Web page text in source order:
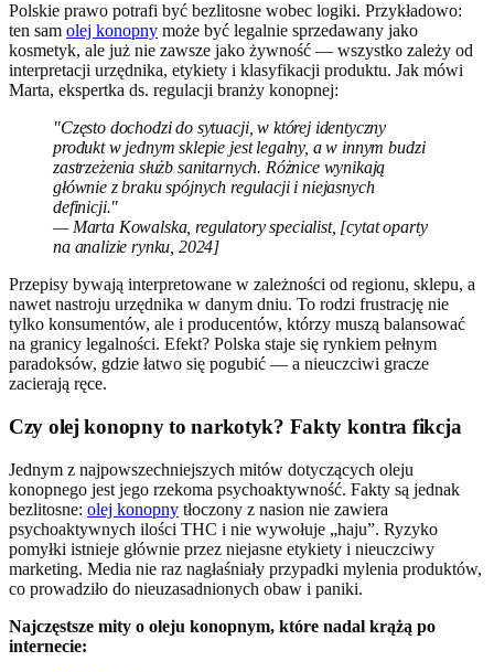
Polskie prawo potrafi być bezlitosne wobec logiki. Przykładowo:
ten sam olej konopny może być legalnie sprzedawany jako
kosmetyk, ale już nie zawsze jako żywność — wszystko zależy od
interpretacji urzędnika, etykiety i klasyfikacji produktu. Jak mówi
Marta, ekspertka ds. regulacji branży konopnej:
"Często dochodzi do sytuacji, w której identyczny
produkt w jednym sklepie jest legalny, a w innym budzi
zastrzeżenia służb sanitarnych. Różnice wynikają
głównie z braku spójnych regulacji i niejasnych
definicji."
— Marta Kowalska, regulatory specialist, [cytat oparty
na analizie rynku, 2024]
Przepisy bywają interpretowane w zależności od regionu, sklepu, a
nawet nastroju urzędnika w danym dniu. To rodzi frustrację nie
tylko konsumentów, ale i producentów, którzy muszą balansować
na granicy legalności. Efekt? Polska staje się rynkiem pełnym
paradoksów, gdzie łatwo się pogubić — a nieuczciwi gracze
zacierają ręce.
Czy olej konopny to narkotyk? Fakty kontra fikcja
Jednym z najpowszechniejszych mitów dotyczących oleju
konopnego jest jego rzekoma psychoaktywność. Fakty są jednak
bezlitosne: olej konopny tłoczony z nasion nie zawiera
psychoaktywnych ilości THC i nie wywołuje „haju”. Ryzyko
pomyłki istnieje głównie przez niejasne etykiety i nieuczciwy
marketing. Media nie raz nagłaśniały przypadki mylenia produktów,
co prowadziło do nieuzasadnionych obaw i paniki.
Najczęstsze mity o oleju konopnym, które nadal krążą po
internecie: